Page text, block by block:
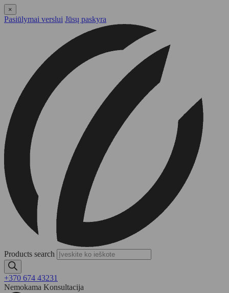
×
Pasiūlymai verslui Jūsų paskyra
Products search
+370 674 43231
Nemokama Konsultacija